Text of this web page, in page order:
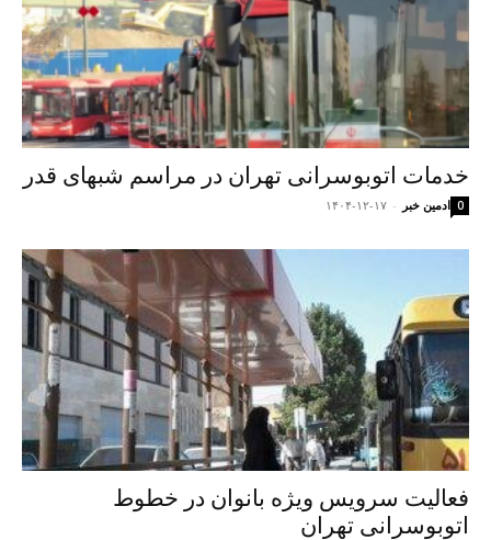
خدمات اتوبوسرانی تهران در مراسم شبهای قدر
ادمین خبر - ۱۴۰۴-۱۲-۱۷ 0
فعالیت سرویس ویژه بانوان در خطوط
اتوبوسرانی تهران